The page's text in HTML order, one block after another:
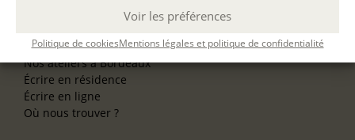
Voir les préférences
Politique de cookiesMentions légales et politique de confidentialité
Nos ateliers à Lyon
Nos ateliers à Bordeaux
Écrire en résidence
Écrire en ligne
Où nous trouver ?